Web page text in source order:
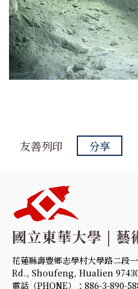
友善列印
分享
花蓮縣壽豐鄉志學村大學路二段
Rd., Shoufeng, Hualien
電話（PHONE）：886-3-890-